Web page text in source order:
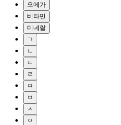
오메가
비타민
미네랄
ㄱ
ㄴ
ㄷ
ㄹ
ㅁ
ㅂ
ㅅ
ㅇ